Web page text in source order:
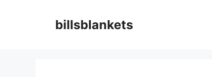
billsblankets